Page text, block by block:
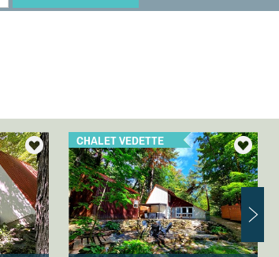
CHALET VEDETTE